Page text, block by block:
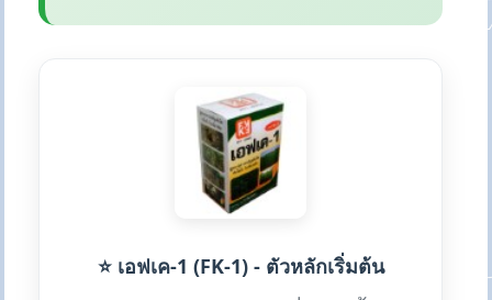
⭐ เอฟเค-1 (FK-1) - ตัวหลักเริ่มต้น